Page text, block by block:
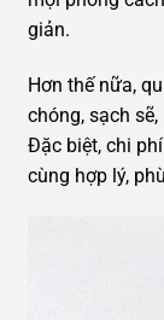
giản.
Hơn thế nữa,
chóng, sạch
Đặc biệt, chi
cùng hợp lý,